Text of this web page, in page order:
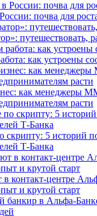
почва для
путешествовать,
как устроены
как менеджеры
расти
скрипту: 5 историй
Т-Банка
в контакт-центре
и крутой старт